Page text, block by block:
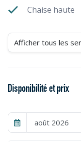
Chaise haute
Afficher tous les
Disponibilité et prix